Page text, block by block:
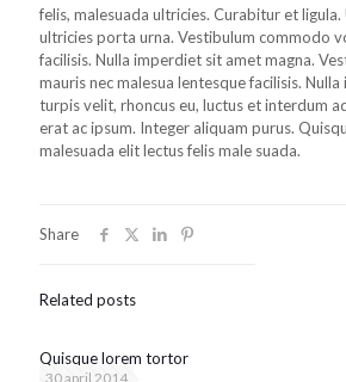
felis, malesuada ultricies. Curabitur et ligula.
ultricies porta urna. Vestibulum commodo
facilisis. Nulla imperdiet sit amet magna.
mauris nec malesua lentesque facilisis.
turpis velit, rhoncus eu, luctus et interdum
erat ac ipsum. Integer aliquam purus.
malesuada elit lectus felis male suada.
Share
Related posts
30 april 2014
Quisque lorem tortor